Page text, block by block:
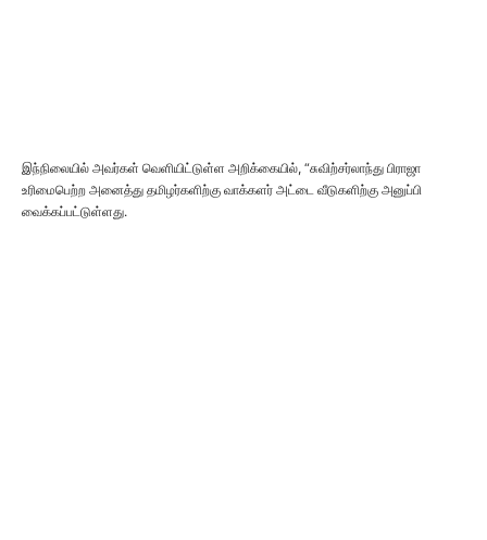
இந்நிலையில் அவர்கள் வெளியிட்டுள்ள அறிக்கையில், “சுவிற்சர்லாந்து பிராஜா
உரிமைபெற்ற அனைத்து தமிழர்களிற்கு வாக்களர் அட்டை வீடுகளிற்கு அனுப்பி
வைக்கப்பட்டுள்ளது.